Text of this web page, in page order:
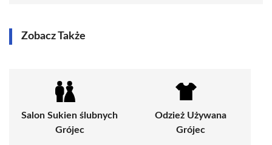
Zobacz Także
Salon Sukien ślubnych
Grójec
Odzież Używana
Grójec